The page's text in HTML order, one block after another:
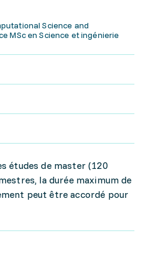
Science and
MSc en Science et ingénierie
études de master (120
la durée maximum de
peut être accordé pour